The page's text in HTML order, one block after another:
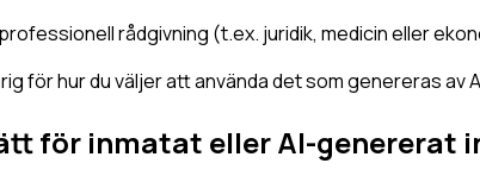
rådgivning (t.ex. juridik, medicin eller
för hur du väljer att använda det som genereras av
för inmatat eller AI-genererat